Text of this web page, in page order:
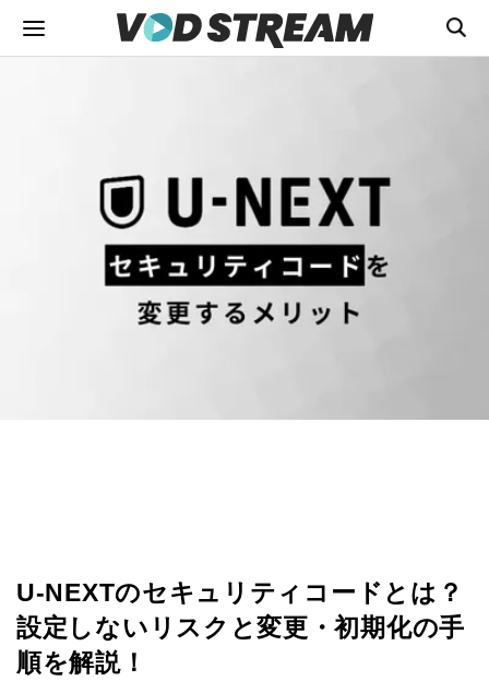
U-NEXTのセキュリティコードとは？
設定しないリスクと変更・初期化の手
順を解説！